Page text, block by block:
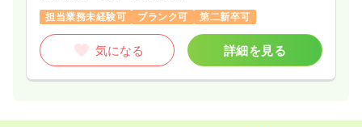
担当業務未経験可
ブランク可 第二新卒可
気になる 詳細を見る